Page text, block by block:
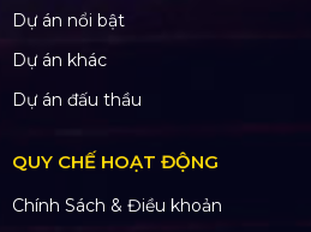
Dự án nổi bật
Dự án khác
Dự án đấu thầu
QUY CHẾ HOẠT ĐỘNG
Chính Sách & Điều khoản